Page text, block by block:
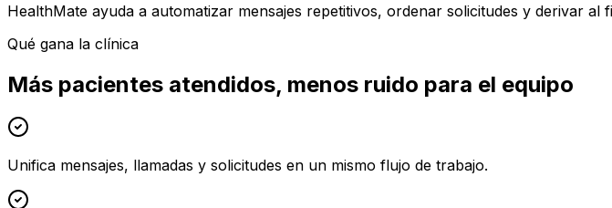
HealthMate ayuda a automatizar mensajes repetitivos, ordenar solicitudes y derivar
Qué gana la clínica
Más pacientes atendidos, menos ruido para el equipo
Unifica mensajes, llamadas y solicitudes en un mismo flujo de trabajo.